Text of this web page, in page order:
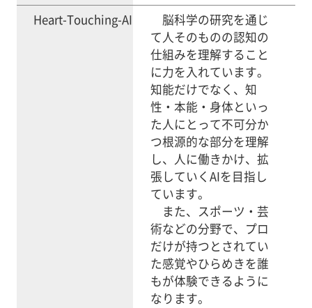
Heart-Touching-AI
脳科学の研究を通じ
て人そのものの認知の
仕組みを理解すること
に力を入れています。
知能だけでなく、知
性・本能・身体といっ
た人にとって不可分か
つ根源的な部分を理解
し、人に働きかけ、拡
張していくAIを目指し
ています。
また、スポーツ・芸
術などの分野で、プロ
だけが持つとされてい
た感覚やひらめきを誰
もが体験できるように
なります。